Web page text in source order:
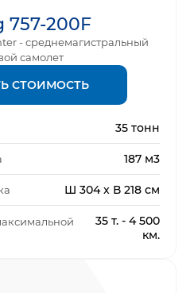
757-200F
- среднемагистральный
самолет
СТОИМОСТЬ
35 тонн
187 м3
Ш 304 x В 218 см
35 т. - 4 500
км.